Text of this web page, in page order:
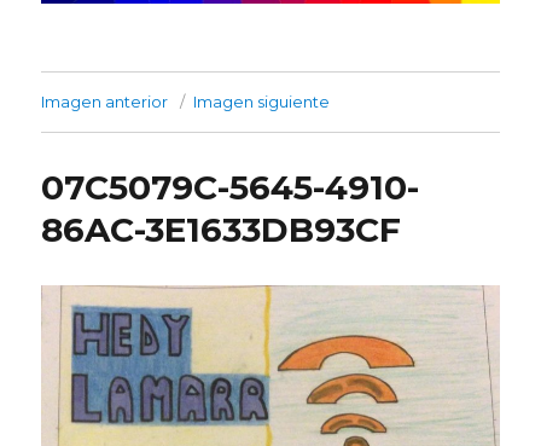
Imagen anterior Imagen siguiente
07C5079C-5645-4910-
86AC-3E1633DB93CF